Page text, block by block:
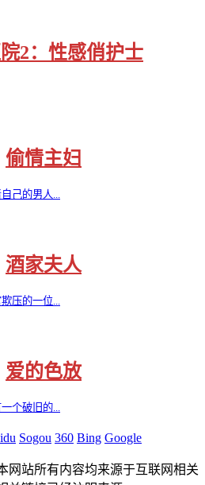
2：性感俏护士
偷情主妇
己的男人...
酒家夫人
压的一位...
爱的色放
个破旧的...
Sogou 360 Bing Google
网站所有内容均来源于互联网相关